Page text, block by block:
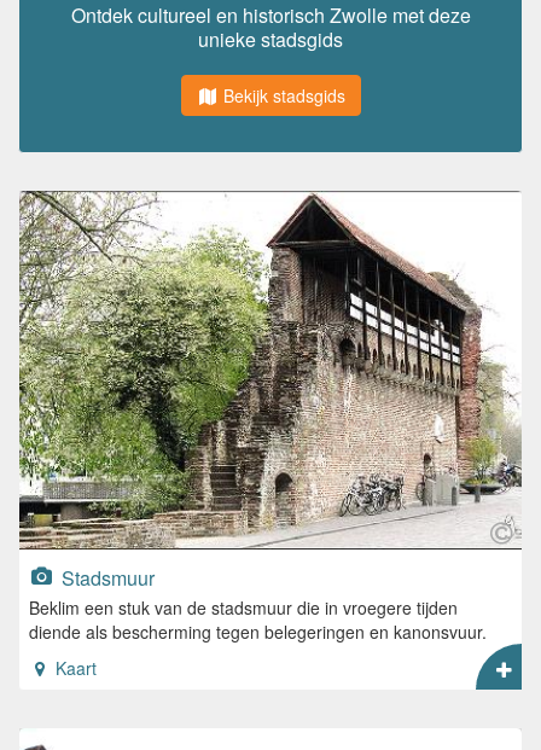
Ontdek cultureel en historisch Zwolle met deze
unieke stadsgids
Bekijk stadsgids
Stadsmuur
Beklim een stuk van de stadsmuur die in vroegere tijden
diende als bescherming tegen belegeringen en kanonsvuur.
Kaart